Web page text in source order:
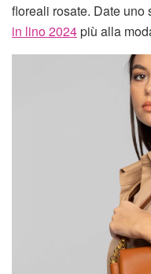
floreali rosate. Date uno
in lino 2024più alla